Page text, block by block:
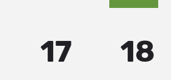
17
18